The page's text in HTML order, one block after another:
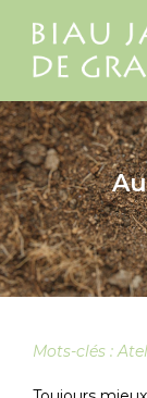
Mots-clés :